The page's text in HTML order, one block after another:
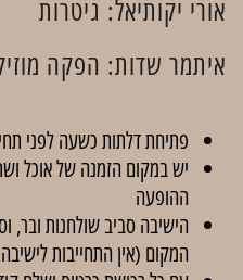
אורי יקותיאל: גיטרות
איתמר שדות: הפקה
פתיחת דלתות כשעה לפני
יש במקום הזמנה של אוכל
ההופעה
הישיבה סביב שולחנות ובר,
המקום (אין התחייבות